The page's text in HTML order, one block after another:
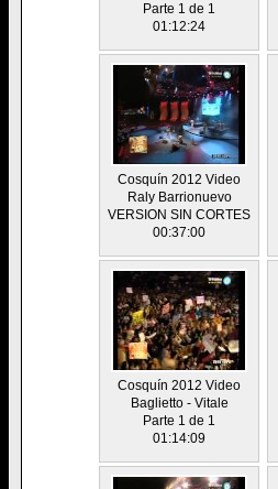
Parte 1 de 1
01:12:24
Cosquín 2012 Video
Raly Barrionuevo
VERSION SIN CORTES
00:37:00
Cosquín 2012 Video
Baglietto - Vitale
Parte 1 de 1
01:14:09